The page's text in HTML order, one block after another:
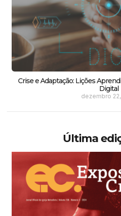
Crise e Adaptação: Lições
Digital
dezembro
Última